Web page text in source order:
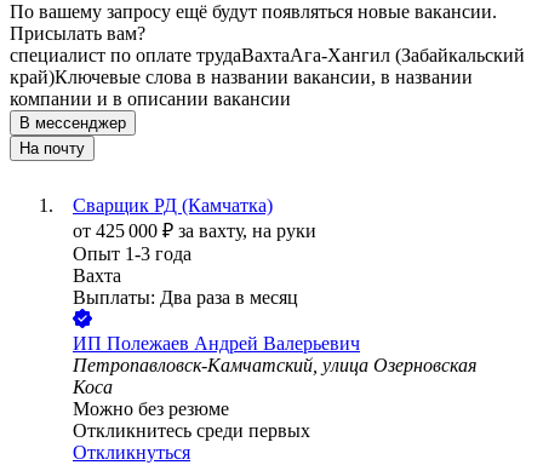
По вашему запросу ещё будут появляться новые вакансии.
Присылать вам?
специалист по оплате трудаВахтаАга-Хангил (Забайкальский
край)Ключевые слова в названии вакансии, в названии
компании и в описании вакансии
В мессенджер
На почту
Сварщик РД (Камчатка)
от 425 000 ₽ за вахту, на руки
Опыт 1-3 года
Вахта
Выплаты: Два раза в месяц
ИП Полежаев Андрей Валерьевич
Петропавловск-Камчатский, улица Озерновская
Коса
Можно без резюме
Откликнитесь среди первых
Откликнуться